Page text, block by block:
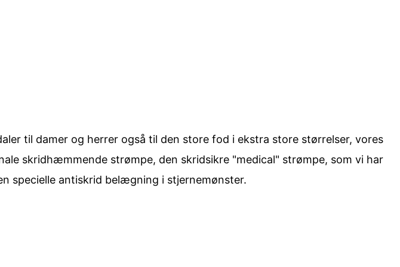
til damer og herrer også til den store fod i ekstra store størrelser, vores
skridhæmmende strømpe, den skridsikre "medical" strømpe, som vi har
specielle antiskrid belægning i stjernemønster.